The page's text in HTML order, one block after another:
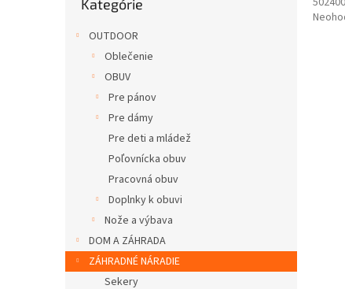
kategórie
Kategórie
OUTDOOR
Oblečenie
OBUV
Pre pánov
Pre dámy
Pre deti a mládež
Poľovnícka obuv
Pracovná obuv
Doplnky k obuvi
Nože a výbava
DOM A ZÁHRADA
ZÁHRADNÉ NÁRADIE
Sekery